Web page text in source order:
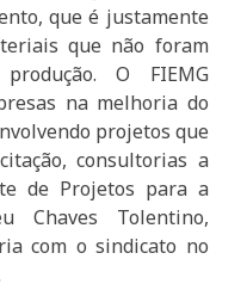
que é justamente
que não foram
O FIEMG
na melhoria do
projetos que
consultorias a
de Projetos para a
Chaves Tolentino,
com o sindicato no